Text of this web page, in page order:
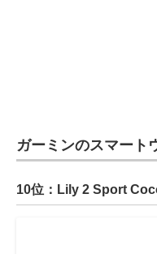
ガーミンのスマート
10位：Lily 2 Sport